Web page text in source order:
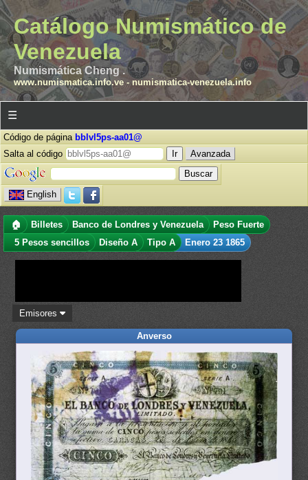
Catálogo Numismático de
Venezuela
Numismática Cheng .
www.numismatica.info.ve- numismatica-venezuela.info
☰
Código de página bblvl5ps-aa01@
Salta al código
Avanzada
English
🏠 Billetes Banco de Londres y Venezuela
Peso Fuerte
5 Pesos sencillos
Diseño A Tipo A Enero 23 1865
Emisores
Anverso